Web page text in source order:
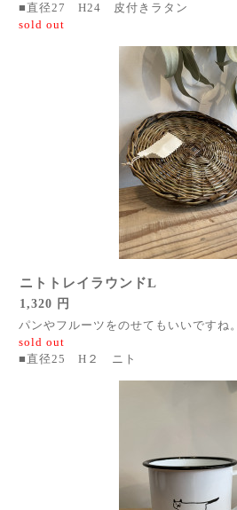
■直径27 H24 皮付きラタン
sold out
ニトトレイラウンドL
1,320 円
パンやフルーツをのせてもいいですね。
sold out
■直径25 H２ ニト